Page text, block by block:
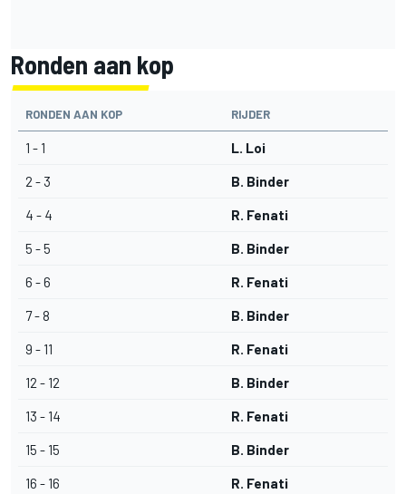
Ronden aan kop
RONDEN AAN KOP RIJDER
1 - 1 L. Loi
2 - 3 B. Binder
4 - 4 R. Fenati
5 - 5 B. Binder
6 - 6 R. Fenati
7 - 8 B. Binder
9 - 11 R. Fenati
12 - 12 B. Binder
13 - 14 R. Fenati
15 - 15 B. Binder
16 - 16 R. Fenati